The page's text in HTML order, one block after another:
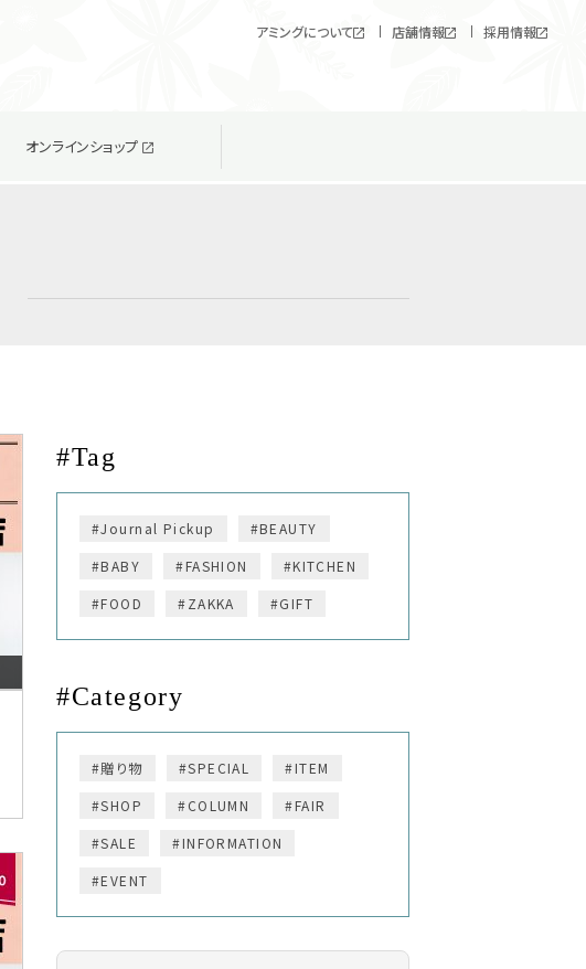
アミングについて 店舗情報 採用情報
オンラインショップ
#Tag
#Journal Pickup
#BEAUTY
#BABY
#FASHION
#KITCHEN
#FOOD
#ZAKKA #GIFT
#Category
#贈り物 #SPECIAL
#ITEM
#SHOP
#COLUMN
#FAIR
#SALE
#INFORMATION
#EVENT